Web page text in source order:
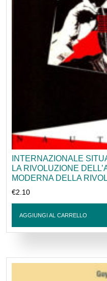
INTERNAZIONALE
LA RIVOLUZIONE
MODERNA DELLA
€2.10
AGGIUNGI AL CARRELLO